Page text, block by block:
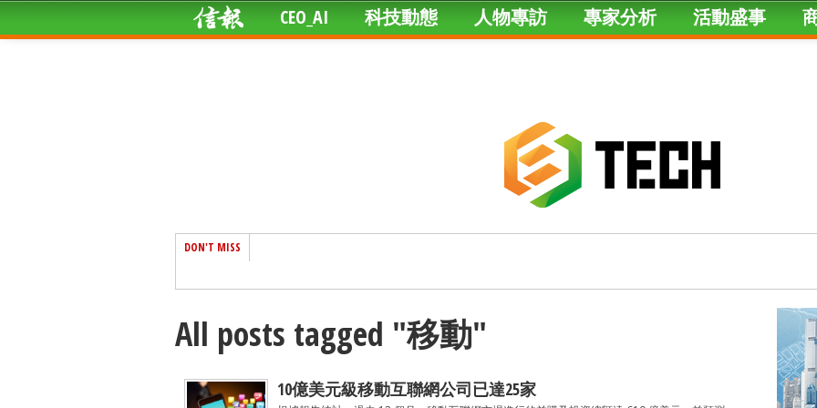
CEO_AI 科技動態 人物專訪 專家分析 活動盛事
DON'T MISS
All posts tagged "移動"
10億美元級移動互聯網公司已達25家